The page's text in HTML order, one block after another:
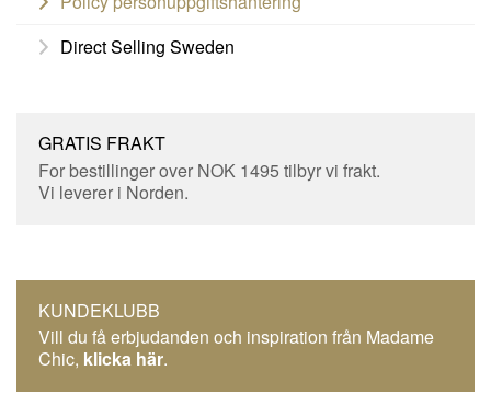
Direct Selling Sweden
GRATIS FRAKT
For bestillinger over NOK 1495 tilbyr vi frakt.
Vi leverer i Norden.
KUNDEKLUBB
Vill du få erbjudanden och inspiration från Madame
Chic, klicka här.